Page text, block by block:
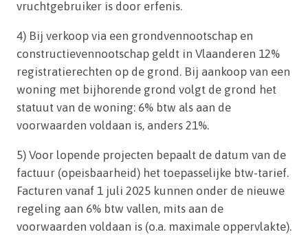
vruchtgebruiker is door erfenis.
4) Bij verkoop via een grondvennootschap en
constructievennootschap geldt in Vlaanderen 12%
registratierechten op de grond. Bij aankoop van een
woning met bijhorende grond volgt de grond het
statuut van de woning: 6% btw als aan de
voorwaarden voldaan is, anders 21%.
5) Voor lopende projecten bepaalt de datum van de
factuur (opeisbaarheid) het toepasselijke btw-tarief.
Facturen vanaf 1 juli 2025 kunnen onder de nieuwe
regeling aan 6% btw vallen, mits aan de
voorwaarden voldaan is (o.a. maximale oppervlakte).